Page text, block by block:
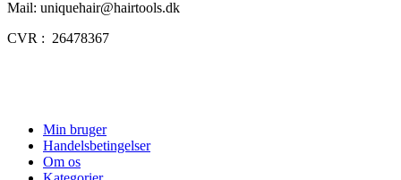
Mail: uniquehair@hairtools.dk
CVR : 26478367
Min bruger
Handelsbetingelser
Om os